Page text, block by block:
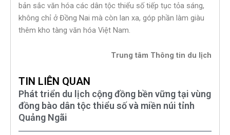
bản sắc văn hóa các dân tộc thiểu số tiếp tục tỏa sáng,
không chỉ ở Đồng Nai mà còn lan xa, góp phần làm giàu
thêm kho tàng văn hóa Việt Nam.
Trung tâm Thông tin du lịch
TIN LIÊN QUAN
Phát triển du lịch cộng đồng bền vững tại vùng
đồng bào dân tộc thiểu số và miền núi tỉnh
Quảng Ngãi